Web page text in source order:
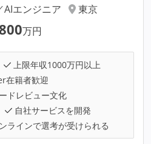
エンジニア
東京
万円
上限年収1000万円以上
在籍者歓迎
ドレビュー文化
自社サービスを開発
ラインで選考が受けられる